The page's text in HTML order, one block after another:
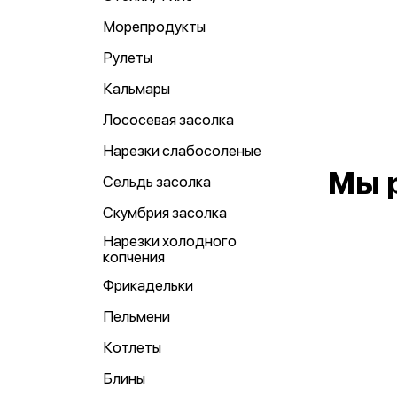
Морепродукты
Рулеты
Кальмары
Лососевая засолка
Нарезки слабосоленые
Сельдь засолка
Скумбрия засолка
Нарезки холодного
копчения
Фрикадельки
Пельмени
Котлеты
Блины
Мы